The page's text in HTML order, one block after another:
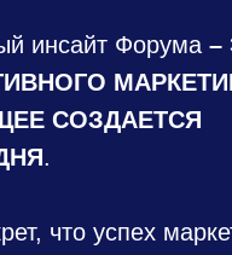
инсайт Форума –
СОЗДАЕТСЯ
.
что успех